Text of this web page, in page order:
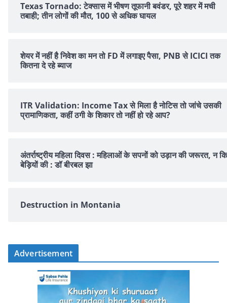
Texas Tornado: टेक्सास में भीषण तूफानी बवंडर, पूरे शहर में मची
तबाही; तीन लोगों की मौत, 100 से अधिक घायल
शेयर में नहीं है न‍िवेश का मन तो FD में लगाइए पैसा, PNB से ICICI तक
क‍ितना दे रहे ब्‍याज
ITR Validation: Income Tax से मिला है नोटिस तो जांचे उसकी
प्रामाणिकता, कहीं ठगी के शिकार तो नहीं हो रहे आप?
अंतर्राष्ट्रीय महिला दिवस : महिलाओं के सपनों को उड़ान की जरूरत, न कि
बेड़ियों की : डॉ बीरबल झा
Destruction in Montania
Advertisement